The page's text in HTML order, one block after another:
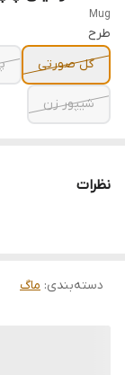
Mug
طرح
گل صورتی
شیپور زن
نظرات
دسته‌بندی: ماگ